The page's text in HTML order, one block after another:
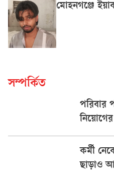
মোহনগঞ্জে
সম্পর্কিত
পরিবার
কর্মী
ছাড়াও